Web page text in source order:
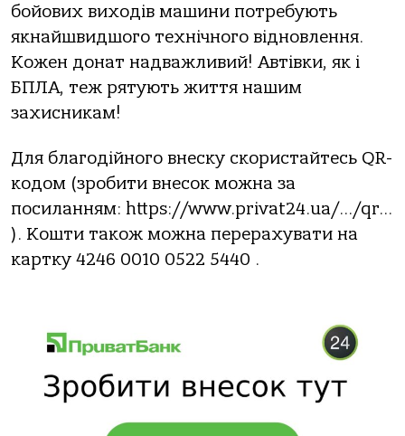
бойових виходів машини потребують
якнайшвидшого технічного відновлення.
Кожен донат надважливий! Автівки, як і
БПЛА, теж рятують життя нашим
захисникам!
Для благодійного внеску скористайтесь QR-
кодом (зробити внесок можна за
посиланням: https://www.privat24.ua/…/qr…
). Кошти також можна перерахувати на
картку 4246 0010 0522 5440 .